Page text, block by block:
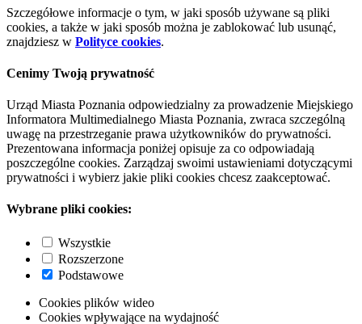
Szczegółowe informacje o tym, w jaki sposób używane są pliki
cookies, a także w jaki sposób można je zablokować lub usunąć,
znajdziesz w Polityce cookies.
Cenimy Twoją prywatność
Urząd Miasta Poznania odpowiedzialny za prowadzenie Miejskiego
Informatora Multimedialnego Miasta Poznania, zwraca szczególną
uwagę na przestrzeganie prawa użytkowników do prywatności.
Prezentowana informacja poniżej opisuje za co odpowiadają
poszczególne cookies. Zarządzaj swoimi ustawieniami dotyczącymi
prywatności i wybierz jakie pliki cookies chcesz zaakceptować.
Wybrane pliki cookies:
Wszystkie
Rozszerzone
Podstawowe
Cookies plików wideo
Cookies wpływające na wydajność